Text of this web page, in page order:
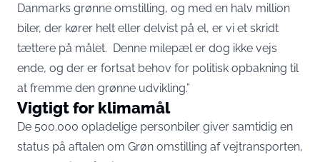
Danmarks grønne omstilling, og med en halv million
biler, der kører helt eller delvist på el, er vi et skridt
tættere på målet. Denne milepæl er dog ikke vejs
ende, og der er fortsat behov for politisk opbakning til
at fremme den grønne udvikling.”
Vigtigt for klimamål
De 500.000 opladelige personbiler giver samtidig en
status på aftalen om Grøn omstilling af vejtransporten,